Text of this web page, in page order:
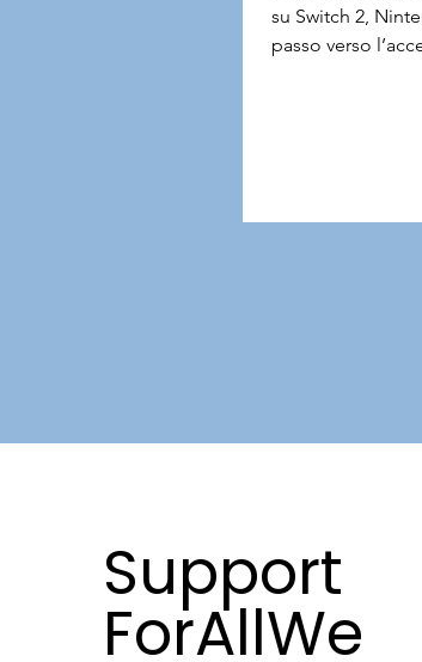
su Switch 2,
passo verso
cambiamento
Support
ForAllWe